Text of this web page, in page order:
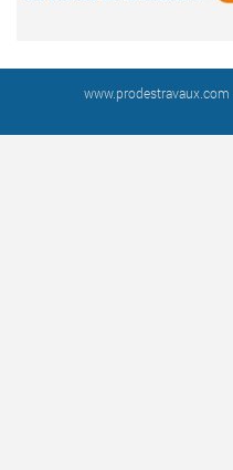
www.prodestravaux.com